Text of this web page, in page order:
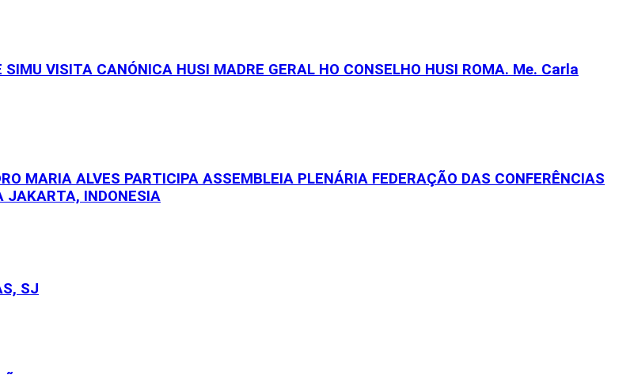
VISITA CANÓNICA HUSI MADRE GERAL HO CONSELHO HUSI ROMA. Me. Carla
MARIA ALVES PARTICIPA ASSEMBLEIA PLENÁRIA FEDERAÇÃO DAS CONFERÊNCIAS
JAKARTA, INDONESIA
SJ